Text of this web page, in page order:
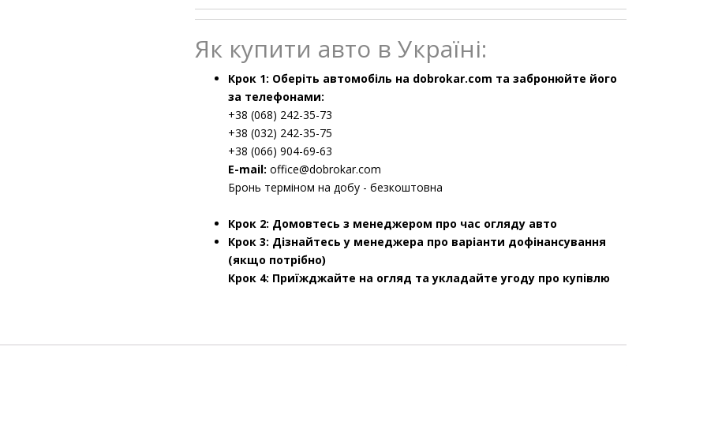
Як купити авто в Україні:
Крок 1: Оберіть автомобіль на dobrokar.com та забронюйте його
за телефонами:
+38 (068) 242-35-73
+38 (032) 242-35-75
+38 (066) 904-69-63
E-mail: office@dobrokar.com
Бронь терміном на добу - безкоштовна
Крок 2: Домовтесь з менеджером про час огляду авто
Крок 3: Дізнайтесь у менеджера про варіанти дофінансування
(якщо потрібно)
Крок 4: Приїжджайте на огляд та укладайте угоду про купівлю